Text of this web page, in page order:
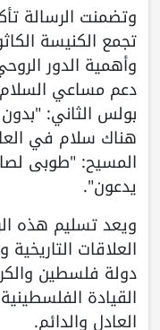
وتضمنت الرسالة
تجمع الكنيسة
وأهمية الدور
دعم مساعي
بولس الثاني:
هناك سلام في
المسيح: "طوبى
يدعون".
ويعد تسليم هذه
العلاقات
دولة فلسطين
القيادة
العادل والدائم.